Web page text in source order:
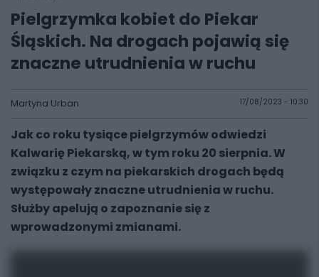
Pielgrzymka kobiet do Piekar
Śląskich. Na drogach pojawią się
znaczne utrudnienia w ruchu
Martyna Urban 17/08/2023 - 10:30
Jak co roku tysiące pielgrzymów odwiedzi
Kalwarię Piekarską, w tym roku 20 sierpnia. W
związku z czym na piekarskich drogach będą
występowały znaczne utrudnienia w ruchu.
Służby apelują o zapoznanie się z
wprowadzonymi zmianami.